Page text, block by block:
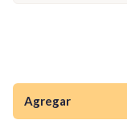
tienda así para mi
emprendimiento!
Agregar